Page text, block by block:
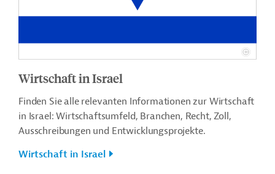
Wirtschaft in Israel
Finden Sie alle relevanten Informationen zur Wirtschaft
in Israel: Wirtschaftsumfeld, Branchen, Recht, Zoll,
Ausschreibungen und Entwicklungsprojekte.
Wirtschaft in Israel